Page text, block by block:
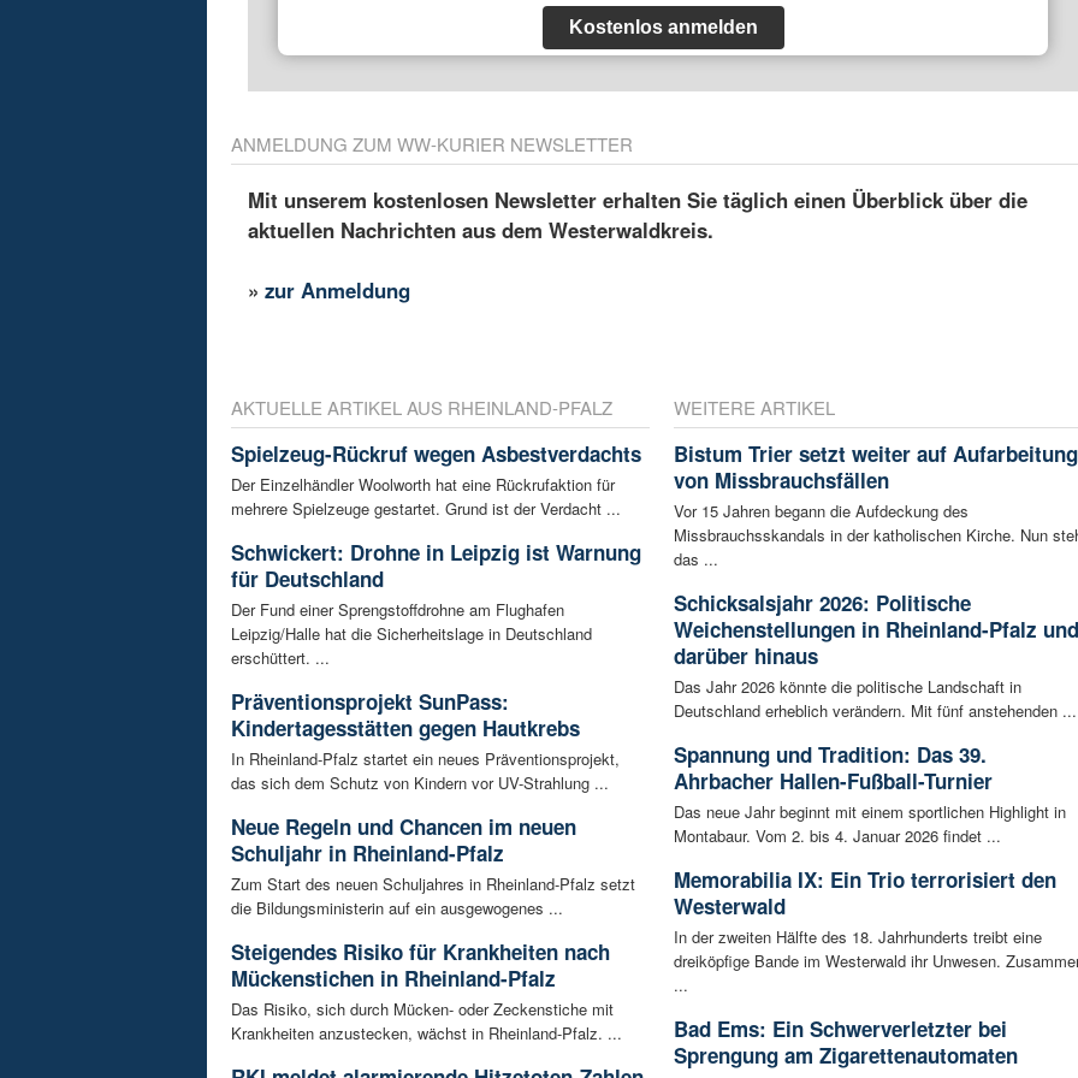
Kostenlos anmelden
ANMELDUNG ZUM WW-KURIER NEWSLETTER
Mit unserem kostenlosen Newsletter erhalten Sie täglich einen Überblick über die
aktuellen Nachrichten aus dem Westerwaldkreis.
»zur Anmeldung
AKTUELLE ARTIKEL AUS RHEINLAND-PFALZ
Spielzeug-Rückruf wegen Asbestverdachts
Der Einzelhändler Woolworth hat eine Rückrufaktion für
mehrere Spielzeuge gestartet. Grund ist der Verdacht ...
Schwickert: Drohne in Leipzig ist Warnung
für Deutschland
Der Fund einer Sprengstoffdrohne am Flughafen
Leipzig/Halle hat die Sicherheitslage in Deutschland
erschüttert. ...
Präventionsprojekt SunPass:
Kindertagesstätten gegen Hautkrebs
In Rheinland-Pfalz startet ein neues Präventionsprojekt,
das sich dem Schutz von Kindern vor UV-Strahlung ...
Neue Regeln und Chancen im neuen
Schuljahr in Rheinland-Pfalz
Zum Start des neuen Schuljahres in Rheinland-Pfalz setzt
die Bildungsministerin auf ein ausgewogenes ...
Steigendes Risiko für Krankheiten nach
Mückenstichen in Rheinland-Pfalz
Das Risiko, sich durch Mücken- oder Zeckenstiche mit
Krankheiten anzustecken, wächst in Rheinland-Pfalz. ...
WEITERE ARTIKEL
Bistum Trier setzt weiter auf Aufarbeitung
von Missbrauchsfällen
Vor 15 Jahren begann die Aufdeckung des
Missbrauchsskandals in der katholischen Kirche. Nun
das ...
Schicksalsjahr 2026: Politische
Weichenstellungen in Rheinland-Pfalz und
darüber hinaus
Das Jahr 2026 könnte die politische Landschaft in
Deutschland erheblich verändern. Mit fünf anstehenden ...
Spannung und Tradition: Das 39.
Ahrbacher Hallen-Fußball-Turnier
Das neue Jahr beginnt mit einem sportlichen Highlight in
Montabaur. Vom 2. bis 4. Januar 2026 findet ...
Memorabilia IX: Ein Trio terrorisiert den
Westerwald
In der zweiten Hälfte des 18. Jahrhunderts treibt eine
dreiköpfige Bande im Westerwald ihr Unwesen.
...
Bad Ems: Ein Schwerverletzter bei
Sprengung am Zigarettenautomaten